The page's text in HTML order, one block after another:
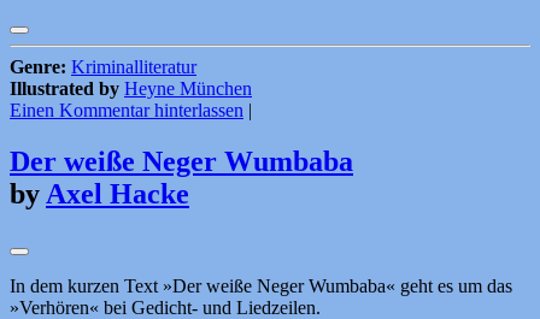
Genre: Kriminalliteratur
Illustrated by Heyne München
Einen Kommentar hinterlassen |
Der weiße Neger Wumbaba
by Axel Hacke
In dem kurzen Text »Der weiße Neger Wumbaba« geht es um das
»Verhören« bei Gedicht- und Liedzeilen.